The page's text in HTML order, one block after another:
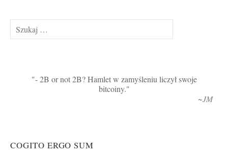
Szukaj:
- 2B or not 2B? Hamlet w zamyśleniu liczył swoje
bitcoiny.
~JM
COGITO ERGO SUM